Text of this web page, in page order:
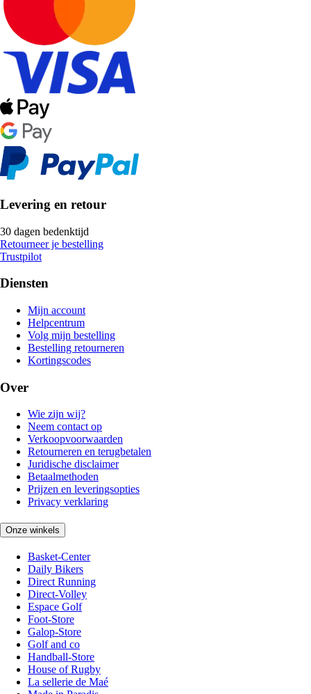
Levering en retour
30 dagen bedenktijd
Retourneer je bestelling
Trustpilot
Diensten
Mijn account
Helpcentrum
Volg mijn bestelling
Bestelling retourneren
Kortingscodes
Over
Wie zijn wij?
Neem contact op
Verkoopvoorwaarden
Retourneren en terugbetalen
Juridische disclaimer
Betaalmethoden
Prijzen en leveringsopties
Privacy verklaring
Onze winkels
Basket-Center
Daily Bikers
Direct Running
Direct-Volley
Espace Golf
Foot-Store
Galop-Store
Golf and co
Handball-Store
House of Rugby
La sellerie de Maé